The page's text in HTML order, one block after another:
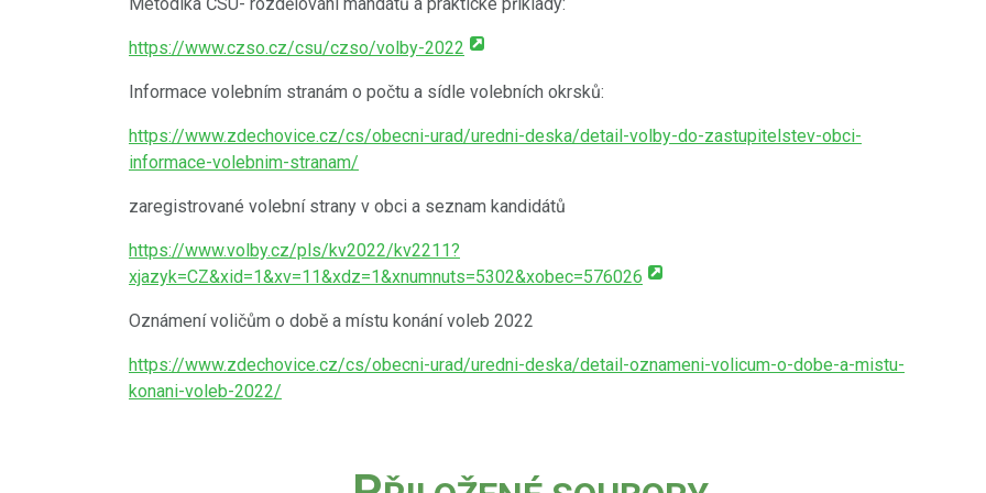
https://www.czso.cz/csu/czso/volby-2022
Informace volebním stranám o počtu a sídle volebních okrsků:
https://www.zdechovice.cz/cs/obecni-urad/uredni-deska/detail-volby-do-zastupitelstev-obci-
informace-volebnim-stranam/
zaregistrované volební strany v obci a seznam kandidátů
https://www.volby.cz/pls/kv2022/kv2211?
xjazyk=CZ&xid=1&xv=11&xdz=1&xnumnuts=5302&xobec=576026
Oznámení voličům o době a místu konání voleb 2022
https://www.zdechovice.cz/cs/obecni-urad/uredni-deska/detail-oznameni-volicum-o-dobe-a-mistu-
konani-voleb-2022/